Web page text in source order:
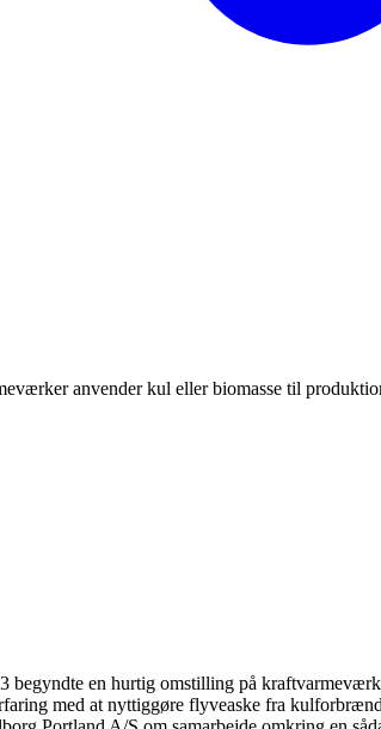
anvender kul eller biomasse til
en hurtig omstilling på
med at nyttiggøre flyveaske fra